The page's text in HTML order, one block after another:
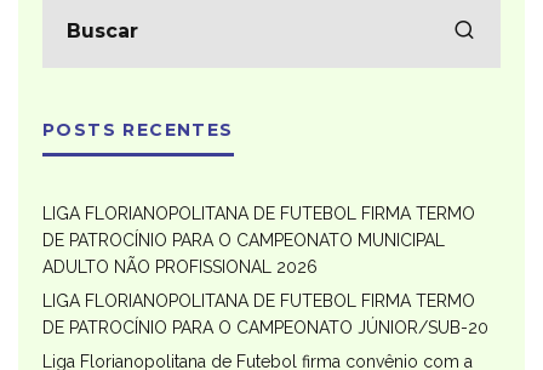
POSTS RECENTES
LIGA FLORIANOPOLITANA DE FUTEBOL FIRMA TERMO
DE PATROCÍNIO PARA O CAMPEONATO MUNICIPAL
ADULTO NÃO PROFISSIONAL 2026
LIGA FLORIANOPOLITANA DE FUTEBOL FIRMA TERMO
DE PATROCÍNIO PARA O CAMPEONATO JÚNIOR/SUB-20
Liga Florianopolitana de Futebol firma convênio com a